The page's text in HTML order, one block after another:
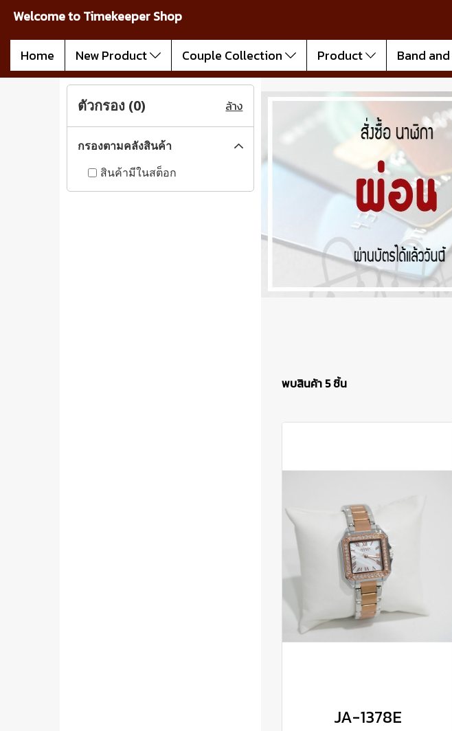
Welcome to Timekeeper Shop
Home New Product Couple Collection Product Band
พบสินค้า 5 ชิ้น
JA-1378E
ตัวกรอง (0) ล้าง
กรองตามคลังสินค้า
สินค้ามีในสต็อก